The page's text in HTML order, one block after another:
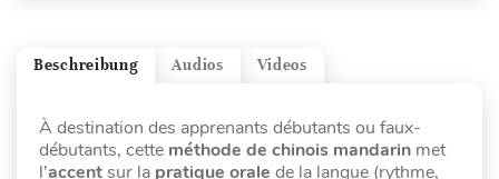
Videos
Audios
Beschreibung
À destination des apprenants débutants ou faux-
débutants, cette méthode de chinois mandarin met
l’accentsur la pratique orale de la langue (rythme,